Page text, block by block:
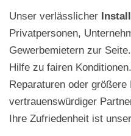
Unser verlässlicher
Privatpersonen,
Gewerbemietern zur
Hilfe zu fairen
Reparaturen oder
vertrauenswürdiger
Ihre Zufriedenheit ist